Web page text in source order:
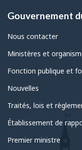
Gouvernement
Nous contacter
Ministères et
Fonction publique et
Nouvelles
Traités, lois et
Établissement de
Premier ministre